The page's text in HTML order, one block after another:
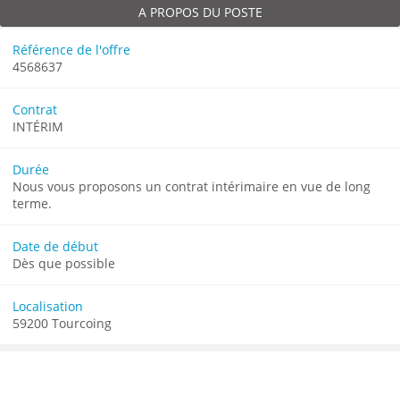
A PROPOS DU POSTE
Référence de l'offre
4568637
Contrat
INTÉRIM
Durée
Nous vous proposons un contrat intérimaire en vue de long
terme.
Date de début
Dès que possible
Localisation
59200 Tourcoing